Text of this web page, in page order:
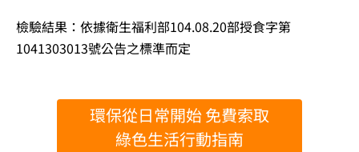
檢驗結果：依據衛生福利部104.08.20部授食字第
1041303013號公告之標準而定
環保從日常開始 免費索取
綠色生活行動指南